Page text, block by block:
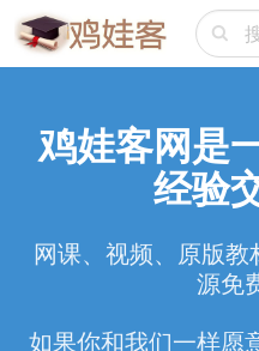
鸡娃客网是
经验
网课、视频、原版
源免
如果你和我们一样愿